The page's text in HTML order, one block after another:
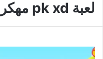
لعبة pk xd مهكرة 2022